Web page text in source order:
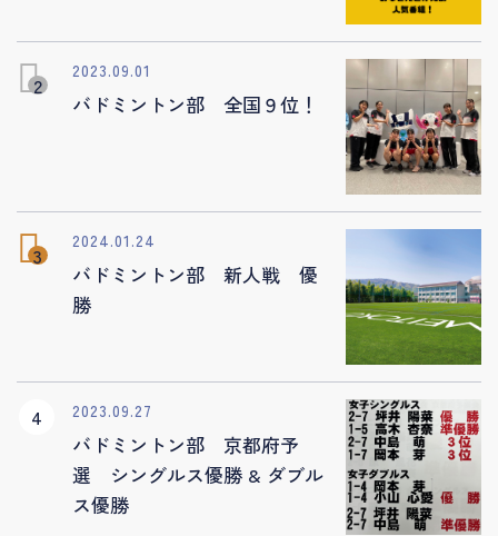
2023.09.01
バドミントン部 全国９位！
2024.01.24
バドミントン部 新人戦 優
勝
2023.09.27
バドミントン部 京都府予
選 シングルス優勝 & ダブル
ス優勝